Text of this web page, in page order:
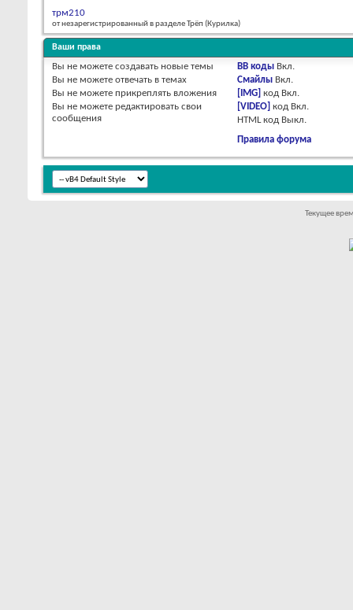
трм210
от незарегистрированный в разделе Трёп (Курилка)
Ваши права
Вы не можете создавать новые темы
Вы не можете отвечать в темах
Вы не можете прикреплять вложения
Вы не можете редактировать свои
сообщения
BB коды Вкл.
Смайлы Вкл.
[IMG] код Вкл.
[VIDEO] код Вкл.
HTML код Выкл.
Правила форума
Текущее